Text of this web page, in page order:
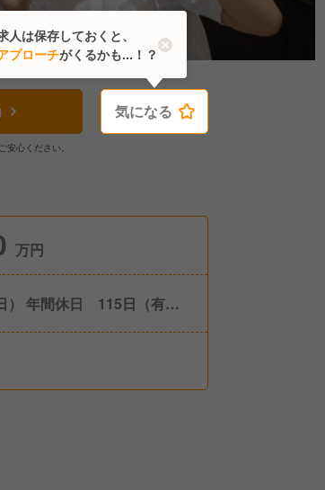
気になる
心ください。
万円
） 年間休日 115日（有給5
気になる
人は保存しておくと、
プローチがくるかも...！？